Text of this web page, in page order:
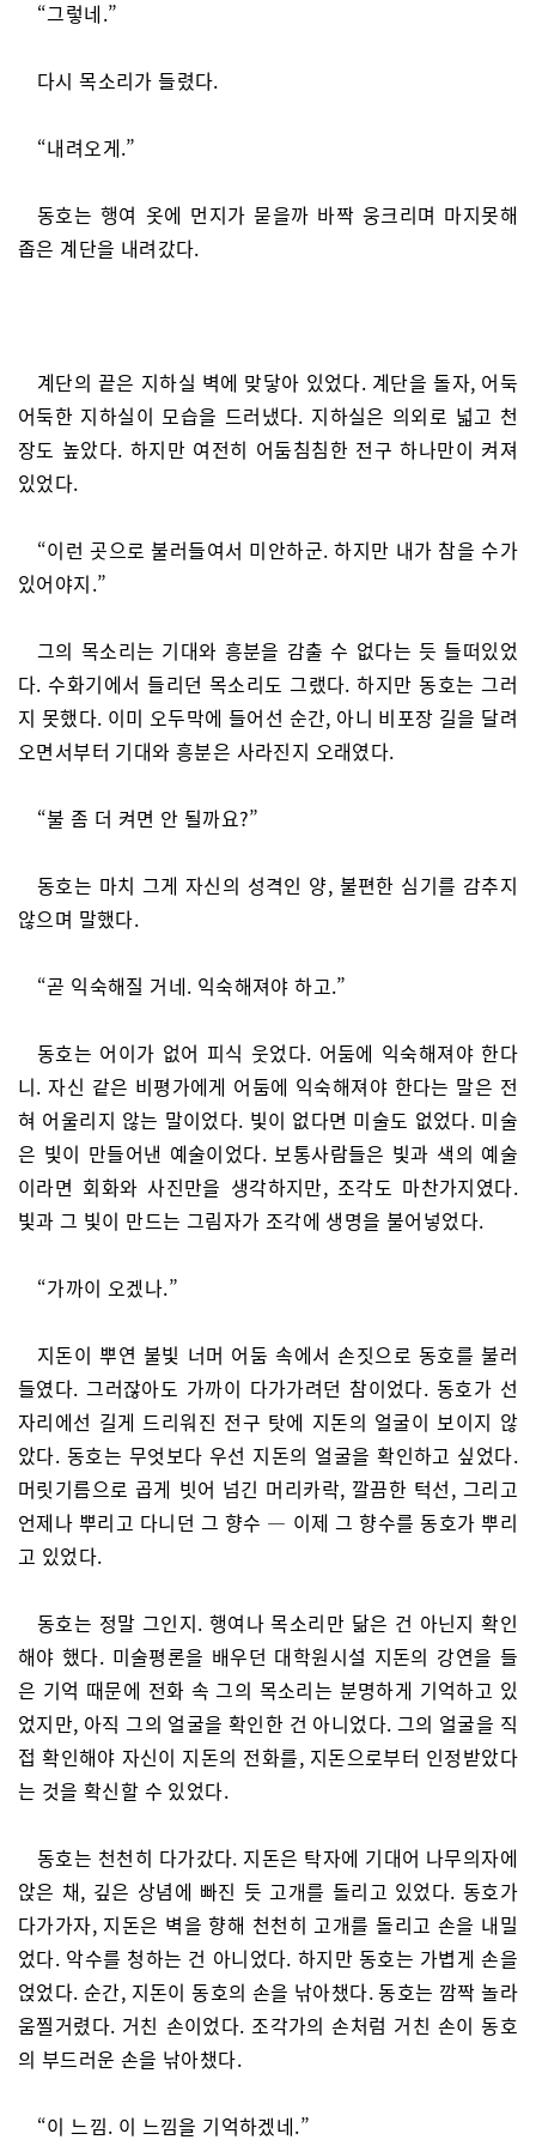
“그렇네.”
다시 목소리가 들렸다.
“내려오게.”
동호는 행여 옷에 먼지가 묻을까 바짝 웅크리며 마지못해
좁은 계단을 내려갔다.
계단의 끝은 지하실 벽에 맞닿아 있었다. 계단을 돌자, 어둑
어둑한 지하실이 모습을 드러냈다. 지하실은 의외로 넓고 천
장도 높았다. 하지만 여전히 어둠침침한 전구 하나만이 켜져
있었다.
“이런 곳으로 불러들여서 미안하군. 하지만 내가 참을 수가
있어야지.”
그의 목소리는 기대와 흥분을 감출 수 없다는 듯 들떠있었
다. 수화기에서 들리던 목소리도 그랬다. 하지만 동호는 그러
지 못했다. 이미 오두막에 들어선 순간, 아니 비포장 길을 달려
오면서부터 기대와 흥분은 사라진지 오래였다.
“불 좀 더 켜면 안 될까요?”
동호는 마치 그게 자신의 성격인 양, 불편한 심기를 감추지
않으며 말했다.
“곧 익숙해질 거네. 익숙해져야 하고.”
동호는 어이가 없어 피식 웃었다. 어둠에 익숙해져야 한다
니. 자신 같은 비평가에게 어둠에 익숙해져야 한다는 말은 전
혀 어울리지 않는 말이었다. 빛이 없다면 미술도 없었다. 미술
은 빛이 만들어낸 예술이었다. 보통사람들은 빛과 색의 예술
이라면 회화와 사진만을 생각하지만, 조각도 마찬가지였다.
빛과 그 빛이 만드는 그림자가 조각에 생명을 불어넣었다.
“가까이 오겠나.”
지돈이 뿌연 불빛 너머 어둠 속에서 손짓으로 동호를 불러
들였다. 그러잖아도 가까이 다가가려던 참이었다. 동호가 선
자리에선 길게 드리워진 전구 탓에 지돈의 얼굴이 보이지 않
았다. 동호는 무엇보다 우선 지돈의 얼굴을 확인하고 싶었다.
머릿기름으로 곱게 빗어 넘긴 머리카락, 깔끔한 턱선, 그리고
언제나 뿌리고 다니던 그 향수 ― 이제 그 향수를 동호가 뿌리
고 있었다.
동호는 정말 그인지. 행여나 목소리만 닮은 건 아닌지 확인
해야 했다. 미술평론을 배우던 대학원시설 지돈의 강연을 들
은 기억 때문에 전화 속 그의 목소리는 분명하게 기억하고 있
었지만, 아직 그의 얼굴을 확인한 건 아니었다. 그의 얼굴을 직
접 확인해야 자신이 지돈의 전화를, 지돈으로부터 인정받았다
는 것을 확신할 수 있었다.
동호는 천천히 다가갔다. 지돈은 탁자에 기대어 나무의자에
앉은 채, 깊은 상념에 빠진 듯 고개를 돌리고 있었다. 동호가
다가가자, 지돈은 벽을 향해 천천히 고개를 돌리고 손을 내밀
었다. 악수를 청하는 건 아니었다. 하지만 동호는 가볍게 손을
얹었다. 순간, 지돈이 동호의 손을 낚아챘다. 동호는 깜짝 놀라
움찔거렸다. 거친 손이었다. 조각가의 손처럼 거친 손이 동호
의 부드러운 손을 낚아챘다.
“이 느낌. 이 느낌을 기억하겠네.”